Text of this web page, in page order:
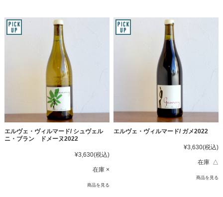
エルヴェ・ヴィルマード/ シュヴェル
ニ・ブラン ドメーヌ2022
¥3,630(税込)
在庫 ×
商品を見る
エルヴェ・ヴィルマード/ ガメ2022
¥3,630(税込)
在庫 △
商品を見る